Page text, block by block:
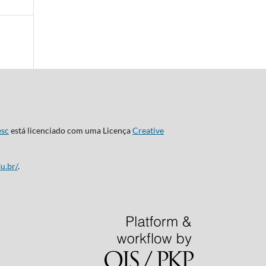
está licenciado com uma LicençaCreative
.